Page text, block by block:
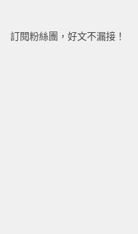
訂閱粉絲團，好文不漏接！